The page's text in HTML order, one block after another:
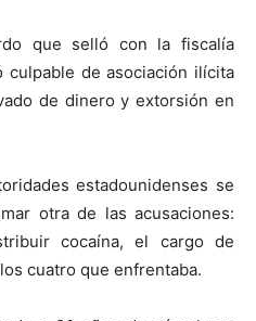
que selló con la fiscalía
culpable de asociación ilícita
de dinero y extorsión en
estadounidenses se
otra de las acusaciones:
cocaína, el cargo de
cuatro que enfrentaba.